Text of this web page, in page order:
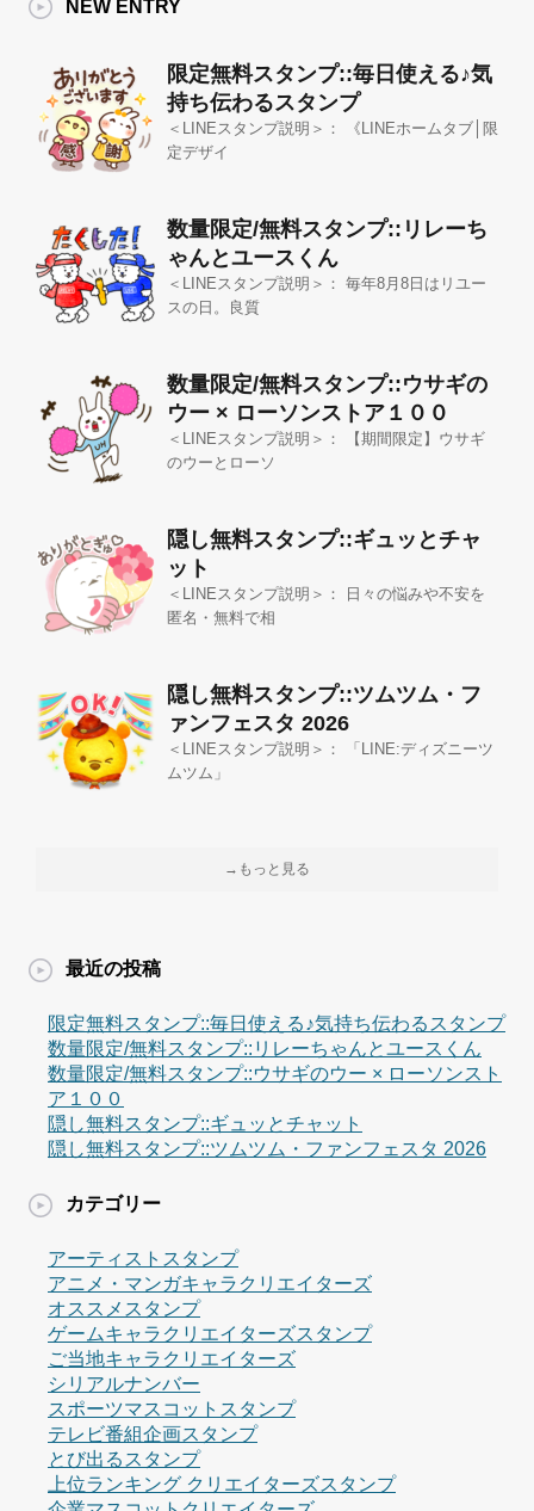
NEW ENTRY
限定無料スタンプ::毎日使える♪気
持ち伝わるスタンプ
＜LINEスタンプ説明＞： 《LINEホームタブ│限
定デザイ
数量限定/無料スタンプ::リレーち
ゃんとユースくん
＜LINEスタンプ説明＞： 毎年8月8日はリユー
スの日。良質
数量限定/無料スタンプ::ウサギの
ウー × ローソンストア１００
＜LINEスタンプ説明＞： 【期間限定】ウサギ
のウーとローソ
隠し無料スタンプ::ギュッとチャ
ット
＜LINEスタンプ説明＞： 日々の悩みや不安を
匿名・無料で相
隠し無料スタンプ::ツムツム・フ
ァンフェスタ 2026
＜LINEスタンプ説明＞： 「LINE:ディズニーツ
ムツム」
→もっと見る
最近の投稿
限定無料スタンプ::毎日使える♪気持ち伝わるスタンプ
数量限定/無料スタンプ::リレーちゃんとユースくん
数量限定/無料スタンプ::ウサギのウー × ローソンスト
ア１００
隠し無料スタンプ::ギュッとチャット
隠し無料スタンプ::ツムツム・ファンフェスタ 2026
カテゴリー
アーティストスタンプ
アニメ・マンガキャラクリエイターズ
オススメスタンプ
ゲームキャラクリエイターズスタンプ
ご当地キャラクリエイターズ
シリアルナンバー
スポーツマスコットスタンプ
テレビ番組企画スタンプ
とび出るスタンプ
上位ランキング クリエイターズスタンプ